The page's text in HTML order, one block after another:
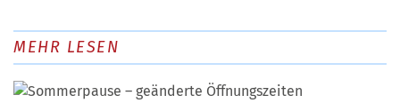
MEHR LESEN